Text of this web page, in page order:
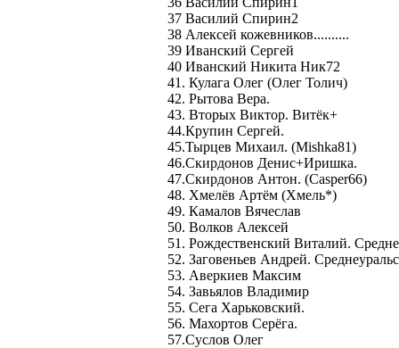
37 Василий Спирин2
38 Алексей кожевников..........
39 Иванский Сергей
40 Иванский Никита Ник72
41. Кулага Олег (Олег Толич)
42. Рытова Вера.
43. Вторых Виктор. Витёк+
44.Крупин Сергей.
45.Тырцев Михаил. (Mishka81)
46.Скирдонов Денис+Иришка.
47.Скирдонов Антон. (Сasper66)
48. Хмелёв Артём (Хмель*)
49. Камалов Вячеслав
50. Волков Алексей
51. Рождественский Виталий.
52. Заговеньев Андрей.
53. Аверкиев Максим
54. Завьялов Владимир
55. Сега Харьковский.
56. Махортов Серёга.
57.Суслов Олег